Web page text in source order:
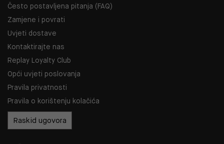
Često postavljena pitanja (FAQ)
Zamjene i povrati
Uvjeti dostave
Kontaktirajte nas
Replay Loyalty Club
Opći uvjeti poslovanja
Pravila privatnosti
Pravila o korištenju kolačića
Raskid ugovora